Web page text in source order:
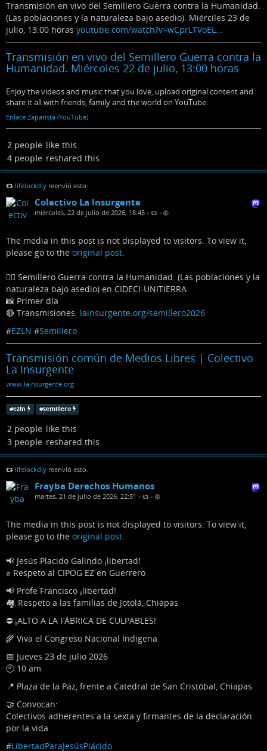
Transmisión en vivo del Semillero Guerra contra la Humanidad.
(Las poblaciones y la naturaleza bajo asedio). Miérciles 23 de
julio, 13:00 horas youtube.com/watch?v=wCprLTVoEL…
Transmisión en vivo del Semillero Guerra contra la
Humanidad. Miércoles 22 de julio, 13:00 horas
Enjoy the videos and music that you love, upload original content and
share it all with friends, family and the world on YouTube.
Enlace Zapatista (YouTube)
2 people like this
4 people reshared this
lifelockdiy reenvió esto.
Colectivo La Insurgente
miércoles, 22 de julio de 2026, 18:45 • •
The media in this post is not displayed to visitors. To view it,
please go to the original post
✊🏽 Semillero Guerra contra la Humanidad. (Las poblaciones y la
naturaleza bajo asedio) en CIDECI-UNITIERRA
📸 Primer día
🔴 Transmisiones: lainsurgente.org/semillero2026
#EZLN #Semillero
Transmisión común de Medios Libres | Colectivo
La Insurgente
www.lainsurgente.org
#ezln #semillero
2 people like this
3 people reshared this
lifelockdiy reenvió esto.
Frayba Derechos Humanos
martes, 21 de julio de 2026, 22:51 • •
The media in this post is not displayed to visitors. To view it,
please go to the original post.
📢 Jesús Placido Galindo ¡libertad!
✊ Respeto al CIPOG EZ en Guerrero
📢 Profe Francisco ¡libertad!
🏘️ Respeto a las familias de Jotolá, Chiapas
⛔ ¡ALTO A LA FÁBRICA DE CULPABLES!
🌾 Viva el Congreso Nacional Indigena
📅 Jueves 23 de julio 2026
🕙 10 am
📍 Plaza de la Paz, frente a Catedral de San Cristóbal, Chiapas
🤝 Convocan:
Colectivos adherentes a la sexta y firmantes de la declaración
por la vida
#LibertadParaJesúsPlácido